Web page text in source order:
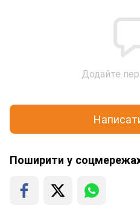
Додайте
Поширити у